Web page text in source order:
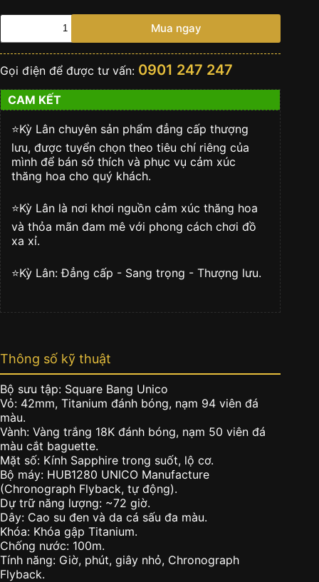
Đồng
Hublot
Bang
Unico
Titanium
Rainbow
42mm
821.NX.9017.RX.0904
số
lượng
Mua ngay
Gọi điện để được tư vấn: 0901 247 247
CAM KẾT
⭐️Kỳ Lân chuyên sản phẩm đẳng cấp thượng
lưu, được tuyển chọn theo tiêu chí riêng của
mình để bán sở thích và phục vụ cảm xúc
thăng hoa cho quý khách.
⭐️Kỳ Lân là nơi khơi nguồn cảm xúc thăng hoa
và thỏa mãn đam mê với phong cách chơi đồ
xa xỉ.
⭐️Kỳ Lân: Đẳng cấp - Sang trọng - Thượng lưu.
Thông số kỹ thuật
Bộ sưu tập: Square Bang Unico
Vỏ: 42mm, Titanium đánh bóng, nạm 94 viên đá
màu.
Vành: Vàng trắng 18K đánh bóng, nạm 50 viên đá
màu cắt baguette.
Mặt số: Kính Sapphire trong suốt, lộ cơ.
Bộ máy: HUB1280 UNICO Manufacture
(Chronograph Flyback, tự động).
Dự trữ năng lượng: ~72 giờ.
Dây: Cao su đen và da cá sấu đa màu.
Khóa: Khóa gập Titanium.
Chống nước: 100m.
Tính năng: Giờ, phút, giây nhỏ, Chronograph
Flyback.